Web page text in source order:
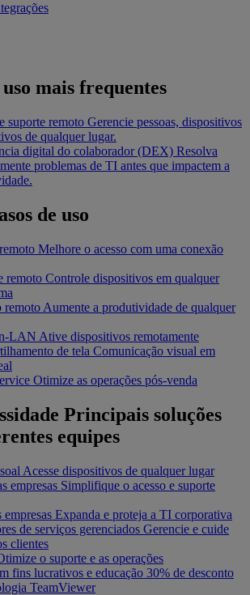
uso mais frequentes
suporte remoto Gerencie pessoas, dispositivos
de qualquer lugar.
digital do colaborador (DEX) Resolva
problemas de TI antes que impactem a
de uso
Melhore o acesso com uma conexão
remoto Controle dispositivos em qualquer
remoto Aumente a produtividade de qualquer
LAN Ative dispositivos remotamente
de tela Comunicação visual em
Otimize as operações pós-venda
Principais soluções
equipes
Acesse dispositivos de qualquer lugar
empresas Simplifique o acesso e suporte
empresas Expanda e proteja a TI corporativa
de serviços gerenciados Gerencie e cuide
clientes
o suporte e as operações
fins lucrativos e educação 30% de desconto
TeamViewer